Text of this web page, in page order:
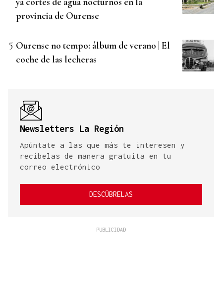
provincia de Ourense
Ourense no tempo: álbum de verano | El
coche de las lecheras
Newsletters La Región
Apúntate a las que más te interesen y
recíbelas de manera gratuita en tu
correo electrónico
DESCÚBRELAS